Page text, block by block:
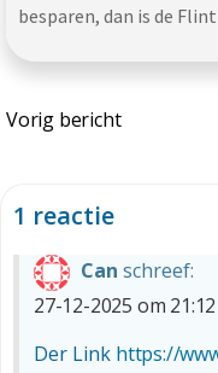
besparen, dan is de
Bericht
Vorig bericht
1 reactie
Can schreef:
27-12-2025 om 21:12
Der Link https://